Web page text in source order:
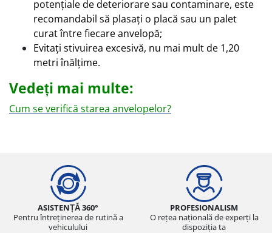
potențiale de deteriorare sau contaminare, este
recomandabil să plasați o placă sau un palet
curat între fiecare anvelopă;
Evitați stivuirea excesivă, nu mai mult de 1,20
metri înălțime.
Vedeți mai multe:
Cum se verifică starea anvelopelor?
ASISTENȚĂ 360°
Pentru întreținerea de rutină a
vehiculului
PROFESIONALISM
O rețea națională de experți la
dispoziția ta